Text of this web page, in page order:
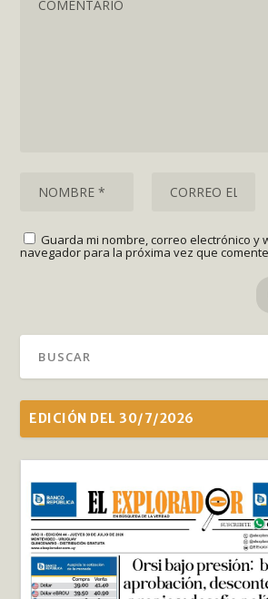
Guarda mi nombre, correo electrónico y
navegador para la próxima vez que
EDICIÓN DEL 30/7/2026